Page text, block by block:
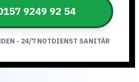
9249 92 54
- 24/7 NOTDIENST SANITÄR